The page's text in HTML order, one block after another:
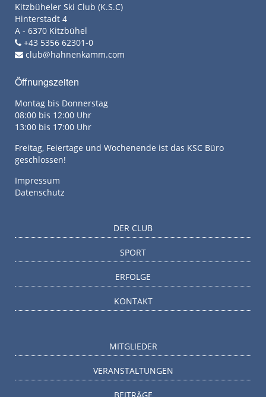
Kitzbüheler Ski Club (K.S.C)
Hinterstadt 4
A - 6370 Kitzbühel
+43 5356 62301-0
club@hahnenkamm.com
Öffnungszeiten
Montag bis Donnerstag
08:00 bis 12:00 Uhr
13:00 bis 17:00 Uhr
Freitag, Feiertage und Wochenende ist das KSC Büro
geschlossen!
Impressum
Datenschutz
DER CLUB
SPORT
ERFOLGE
KONTAKT
MITGLIEDER
VERANSTALTUNGEN